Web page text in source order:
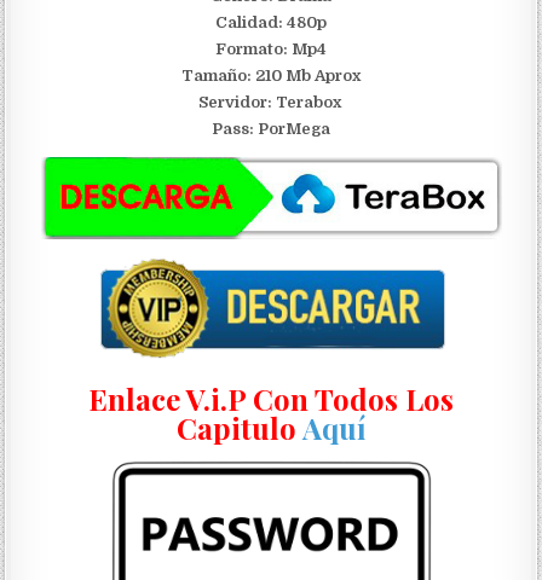
Calidad: 480p
Formato: Mp4
Tamaño: 210 Mb Aprox
Servidor: Terabox
Pass: PorMega
Enlace V.i.P Con Todos Los
Capitulo Aquí